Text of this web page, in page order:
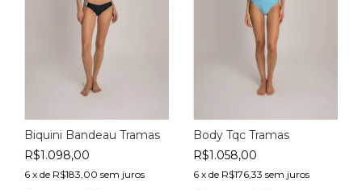
Biquini Bandeau Tramas
R$1.098,00
6 x de R$183,00 sem juros
Body Tqc Tramas
R$1.058,00
6 x de R$176,33 sem juros